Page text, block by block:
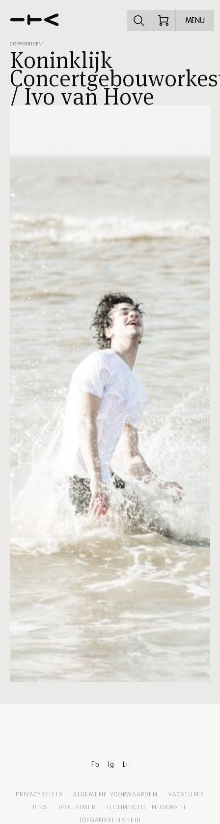
Ontdek het
MENU
COPRODUCENT
Koninklijk
/ Ivo van Hove
Fb Ig Li
PRIVACYBELEID ALGEMENE VOORWAARDEN
VACATURES
PERS
DISCLAIMER
TECHNISCHE INFORMATIE
TOEGANKELIJKHEID